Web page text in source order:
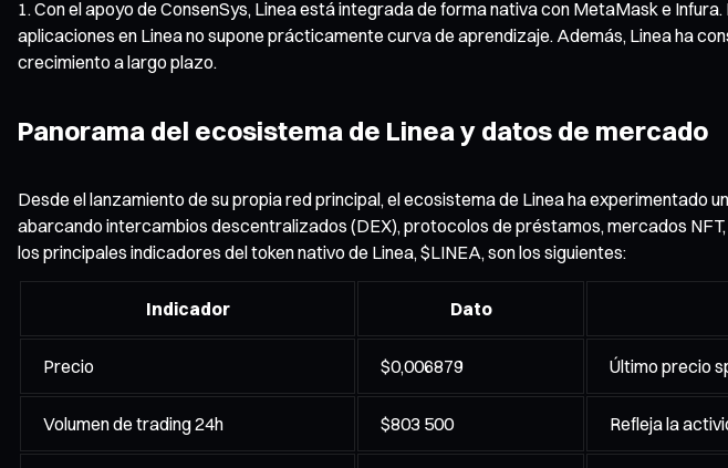
Con el apoyo de ConsenSys, Linea está integrada de forma nativa con MetaMask e
aplicaciones en Linea no supone prácticamente curva de aprendizaje. Además, Linea ha
crecimiento a largo plazo.
Panorama del ecosistema de Linea y datos de mercado
Desde el lanzamiento de su propia red principal, el ecosistema de Linea ha
abarcando intercambios descentralizados (DEX), protocolos de préstamos, mercados
los principales indicadores del token nativo de Linea, $LINEA, son los siguientes:
Indicador Dato
Precio $0,006879 Último precio
Volumen de trading 24h $803 500 Refleja la